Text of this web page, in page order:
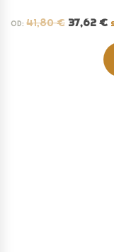
OD: 41,80€ 37,62 €